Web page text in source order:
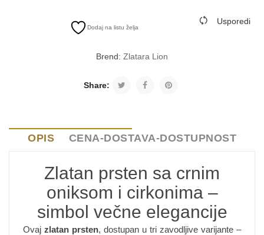
Dodaj na listu želja
Usporedi
Brend: Zlatara Lion
Share:
OPIS CENA-DOSTAVA-DOSTUPNOST
Zlatan prsten sa crnim
oniksom i cirkonima –
simbol večne elegancije
Ovaj zlatan prsten, dostupan u tri zavodljive varijante –